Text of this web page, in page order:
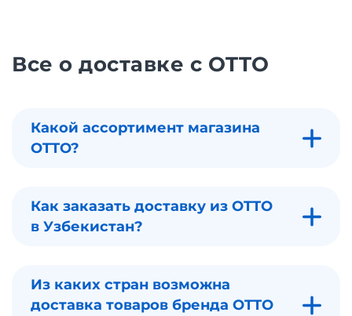
Все о доставке с OTTO
Какой ассортимент магазина
OTTO?
Как заказать доставку из OTTO
в Узбекистан?
Из каких стран возможна
доставка товаров бренда OTTO